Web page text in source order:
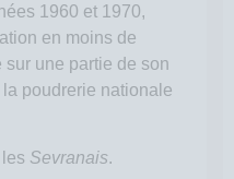
1960 et 1970,
en moins de
une partie de son
poudrerie nationale
Sevranais.